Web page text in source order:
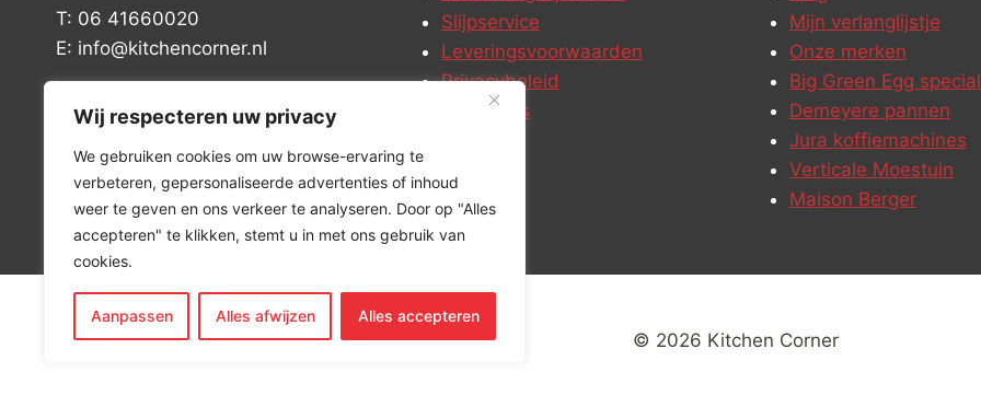
Wij respecteren uw privacy
We gebruiken cookies om uw browse-ervaring te
verbeteren, gepersonaliseerde advertenties of inhoud
weer te geven en ons verkeer te analyseren. Door op "Alles
accepteren" te klikken, stemt u in met ons gebruik van
cookies.
Aanpassen Alles afwijzen Alles accepteren
T: 06 41660020
E: info@kitchencorner.nl
BTW: NL868888989B01
Slijpservice
Leveringsvoorwaarden
Privacybeleid
Vacatures
Mijn verlanglijstje
Onze merken
Big Green Egg
Demeyere pannen
Jura koffiemachines
Verticale Moestuin
Maison Berger
© 2026 Kitchen Corner